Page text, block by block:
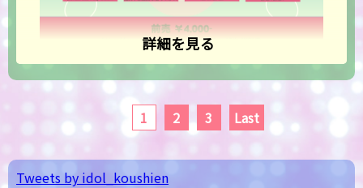
詳細を見る
1 2 3 Last
Tweets by idol_koushien